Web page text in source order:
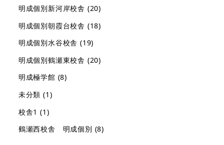
明成個別新河岸校舎 (20)
明成個別朝霞台校舎 (18)
明成個別水谷校舎 (19)
明成個別鶴瀬東校舎 (20)
明成極学館 (8)
未分類 (1)
校舎1 (1)
鶴瀬西校舎 明成個別 (8)